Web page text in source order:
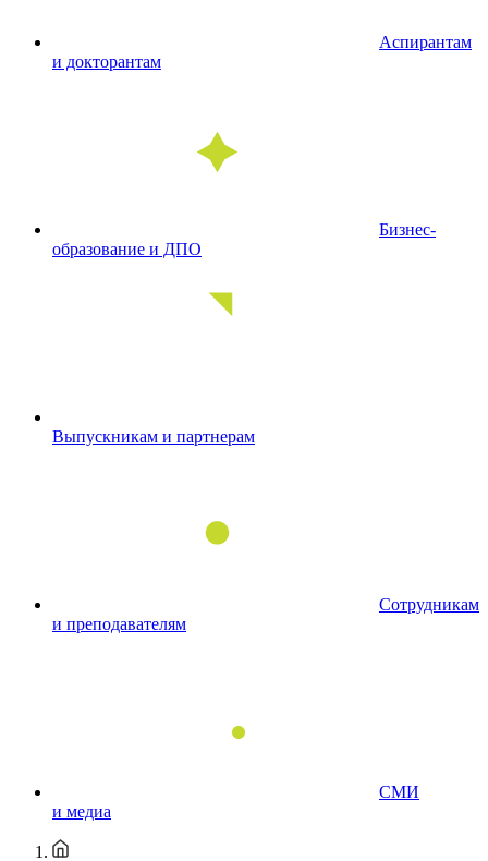
Аспирантам
и докторантам
Бизнес-
образование и ДПО
Выпускникам и партнерам
Сотрудникам
и преподавателям
СМИ
и медиа